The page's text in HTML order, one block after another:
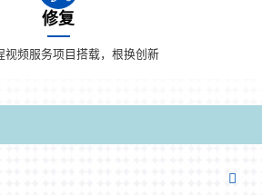
修复
视频服务项目搭载，根换创新